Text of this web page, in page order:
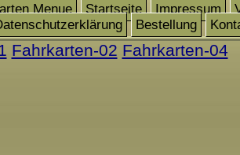
Menue Startseite Impressum
Bestellung
Fahrkarten-02 Fahrkarten-04